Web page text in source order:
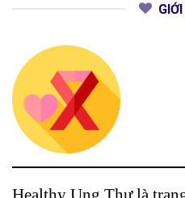
Healthy Ung Thư là